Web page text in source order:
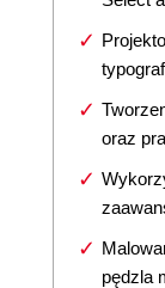
oraz
pędzla